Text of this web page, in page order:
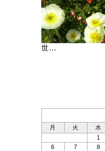
世...
月
火 水
1
6
7 8